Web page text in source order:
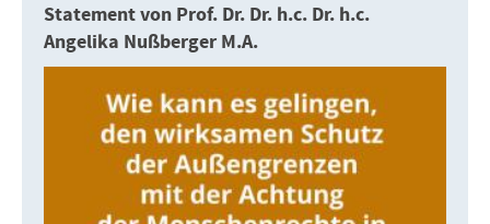
Statement von Prof. Dr. Dr. h.c. Dr. h.c.
Angelika Nußberger M.A.